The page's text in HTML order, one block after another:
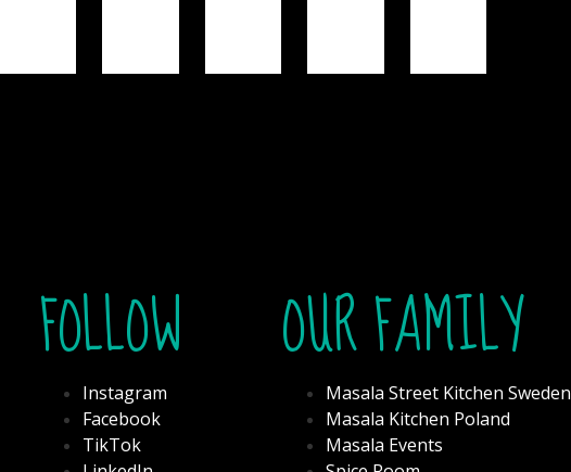
FOLLOW
Instagram
Facebook
TikTok
OUR FAMILY
Masala Street Kitchen Sweden
Masala Kitchen Poland
Masala Events